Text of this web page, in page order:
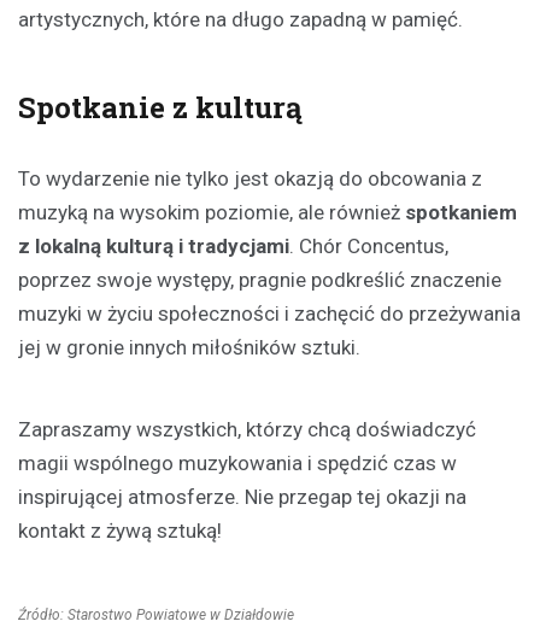
artystycznych, które na długo zapadną w pamięć.
Spotkanie z kulturą
To wydarzenie nie tylko jest okazją do obcowania z
muzyką na wysokim poziomie, ale również spotkaniem
z lokalną kulturą i tradycjami. Chór Concentus,
poprzez swoje występy, pragnie podkreślić znaczenie
muzyki w życiu społeczności i zachęcić do przeżywania
jej w gronie innych miłośników sztuki.
Zapraszamy wszystkich, którzy chcą doświadczyć
magii wspólnego muzykowania i spędzić czas w
inspirującej atmosferze. Nie przegap tej okazji na
kontakt z żywą sztuką!
Źródło: Starostwo Powiatowe w Działdowie